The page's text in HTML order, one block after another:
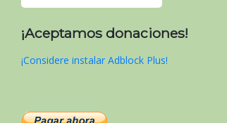
¡Aceptamos donaciones!
¡Considere instalar Adblock Plus!